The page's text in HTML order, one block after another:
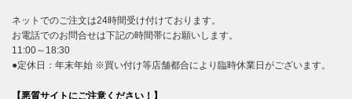
ネットでのご注文は24時間受け付けております。
お電話でのお問合せは下記の時間帯にお願いします。
11:00～18:30
●定休日：年末年始 ※買い付け等店舗都合により臨時休業日がございます。
【悪質サイトにご注意ください！】